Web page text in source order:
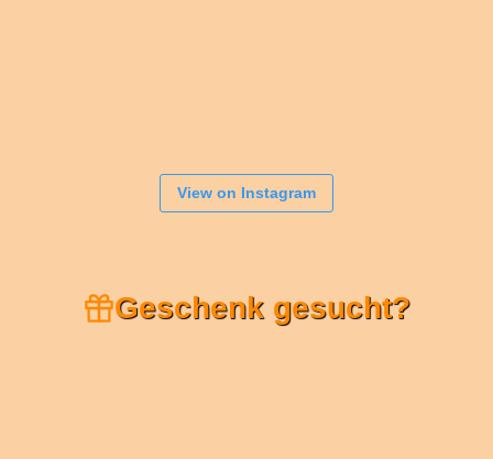
View on Instagram
Geschenk gesucht?